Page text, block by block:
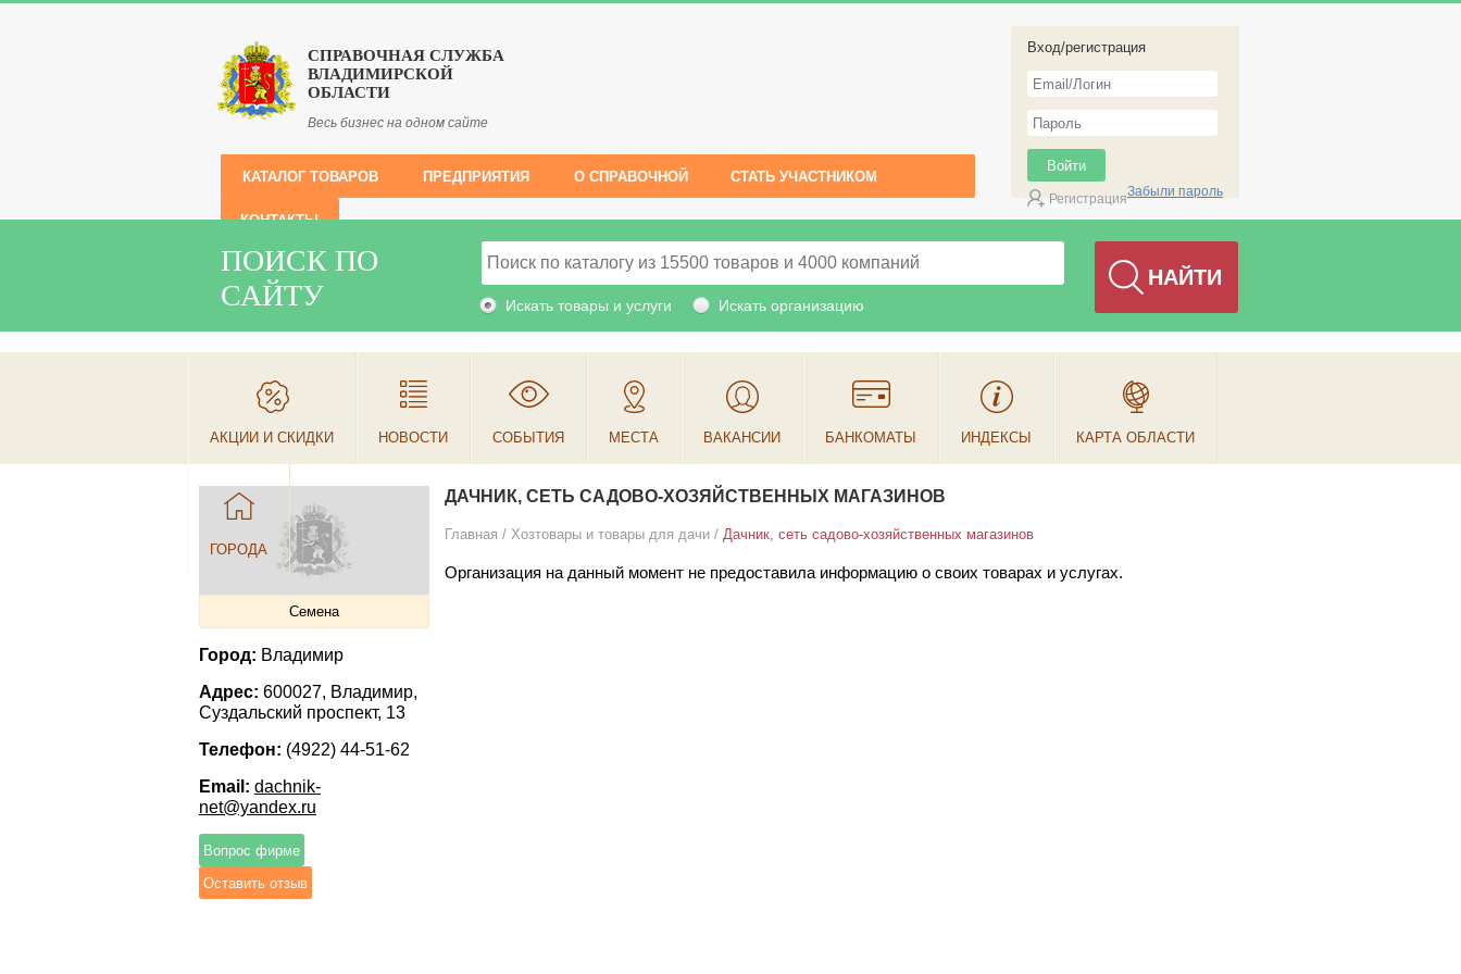
СПРАВОЧНАЯ СЛУЖБА
ВЛАДИМИРСКОЙ
ОБЛАСТИ
Весь бизнес на одном сайте
Вход/регистрация
РегистрацияЗабыли пароль
КАТАЛОГ ТОВАРОВ ПРЕДПРИЯТИЯ О СПРАВОЧНОЙ СТАТЬ УЧАСТНИКОМ
КОНТАКТЫ
ПОИСК ПО
САЙТУ
Искать товары и услуги Искать организацию
АКЦИИ И СКИДКИ НОВОСТИ СОБЫТИЯ МЕСТА ВАКАНСИИ БАНКОМАТЫ ИНДЕКСЫ КАРТА ОБЛАСТИ
ГОРОДА
Семена
Город: Владимир
Адрес: 600027, Владимир,
Суздальский проспект, 13
Телефон: (4922) 44-51-62
Email: dachnik-
net@yandex.ru
ДАЧНИК, СЕТЬ САДОВО-ХОЗЯЙСТВЕННЫХ МАГАЗИНОВ
Главная / Хозтовары и товары для дачи / Дачник, сеть садово-хозяйственных магазинов
Организация на данный момент не предоставила информацию о своих товарах и услугах.